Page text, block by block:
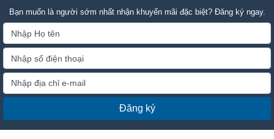
Bạn muốn là người sớm nhất nhận khuyến mãi đặc biệt? Đăng ký ngay.
Đăng ký